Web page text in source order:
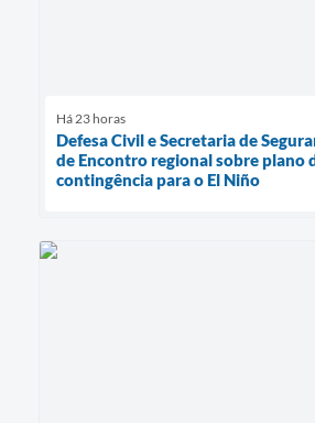
Há 23 horas
Defesa Civil e Secretaria de
de Encontro regional sobre plano
contingência para o El Niño